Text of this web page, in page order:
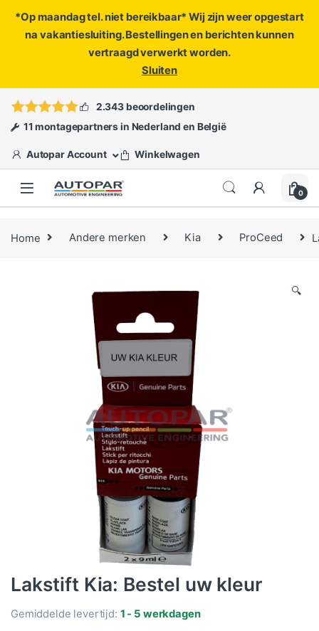
*Op maandag tel. niet bereikbaar* Wij zijn weer opgestart
na vakantiesluiting. Bestellingen en berichten kunnen
vertraagd verwerkt worden.
Sluiten
ofopen een ticket
2.343 beoordelingen
11 montagepartners in Nederland en België
Autopar Account Winkelwagen
0
Home Andere merken Kia ProCeed
🔍
Lakstift Kia: Bestel uw kleur
Gemiddelde levertijd: 1 - 5 werkdagen